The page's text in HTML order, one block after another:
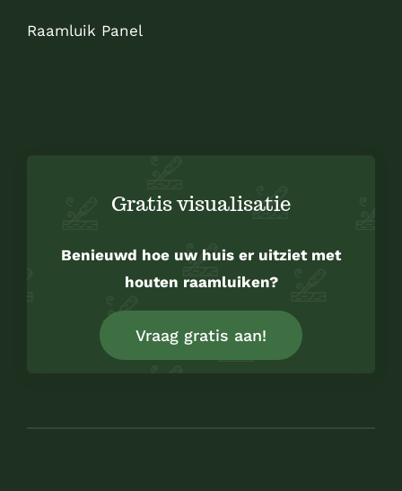
Raamluik Panel
Gratis visualisatie
Benieuwd hoe uw huis er uitziet met
houten raamluiken?
Vraag gratis aan!